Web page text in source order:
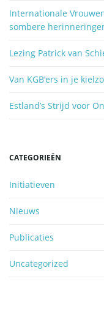
n
.
Internationale
sombere
Lezing Patrick van
Van KGB’ers in je
Estland’s Strijd voor
CATEGORIEËN
Initiatieven
Nieuws
Publicaties
Uncategorized